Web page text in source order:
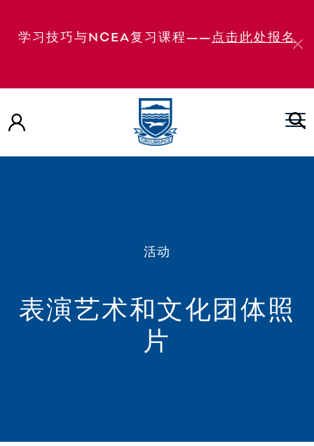
学习技巧与NCEA复习课程——点击此处报名
活动
表演艺术和文化团体照
片